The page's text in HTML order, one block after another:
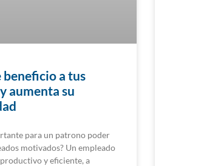
beneficio a tus
aumenta su
para un patrono poder
motivados? Un empleado
y eficiente, a